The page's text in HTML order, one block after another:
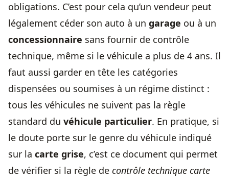
obligations. C’est pour cela qu’un vendeur peut
légalement céder son auto à un garage ou à un
concessionnaire sans fournir de contrôle
technique, même si le véhicule a plus de 4 ans. Il
faut aussi garder en tête les catégories
dispensées ou soumises à un régime distinct :
tous les véhicules ne suivent pas la règle
standard du véhicule particulier. En pratique, si
le doute porte sur le genre du véhicule indiqué
sur la carte grise, c’est ce document qui permet
de vérifier si la règle de contrôle technique carte